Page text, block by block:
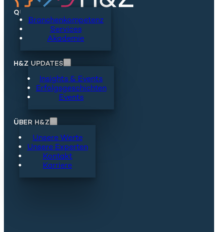
QUICKLINKS
Branchenkompetenz
Services
Akademie
H&Z UPDATES
Insights & Events
Erfolgsgeschichten
Events
ÜBER H&Z
Unsere Werte
Unsere Experten
Kontakt
Karriere